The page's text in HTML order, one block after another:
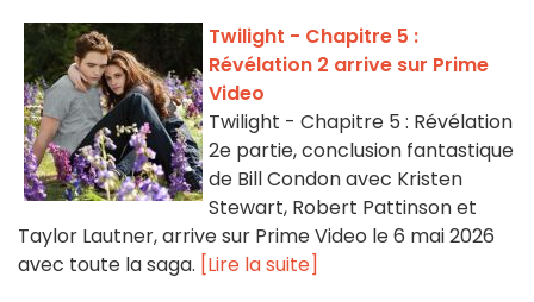
Twilight - Chapitre 5 :
Révélation 2 arrive sur Prime
Video
Twilight - Chapitre 5 : Révélation
2e partie, conclusion fantastique
de Bill Condon avec Kristen
Stewart, Robert Pattinson et
Taylor Lautner, arrive sur Prime Video le 6 mai 2026
avec toute la saga. [Lire la suite]